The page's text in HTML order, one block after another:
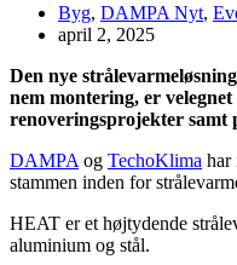
Byg, DAMPA Nyt,
april 2, 2025
Den nye
nem montering, er
renoveringsprojekter samt
DAMPA og TechoKlima har
stammen inden for
HEAT er et højtydende
aluminium og stål.